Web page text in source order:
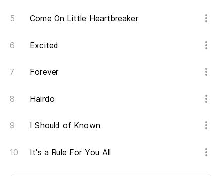
Come On Little Heartbreaker
Excited
Forever
Hairdo
I Should of Known
It's a Rule For You All